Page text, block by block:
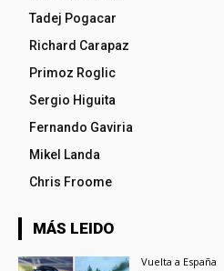
Tadej Pogacar
Richard Carapaz
Primoz Roglic
Sergio Higuita
Fernando Gaviria
Mikel Landa
Chris Froome
MÁS LEIDO
Vuelta a España